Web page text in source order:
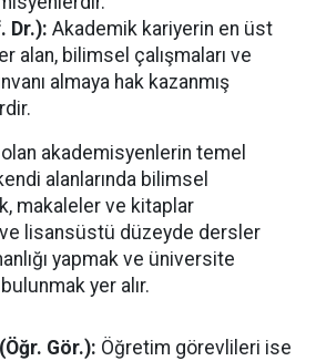
Dr.): Akademik kariyerin en üst
alan, bilimsel çalışmaları ve
almaya hak kazanmış
akademisyenlerin temel
alanlarında bilimsel
makaleler ve kitaplar
ve lisansüstü düzeyde dersler
yapmak ve üniversite
yer alır.
Gör.): Öğretim görevlileri ise